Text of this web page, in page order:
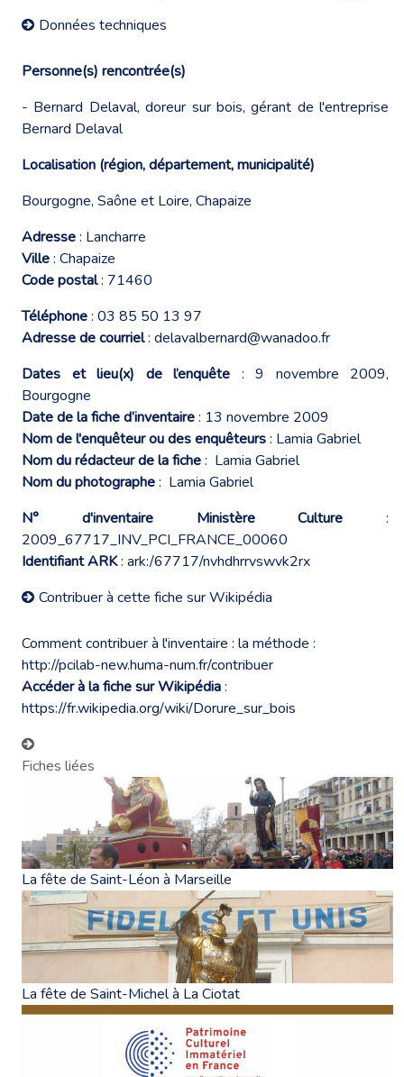
Données techniques
Personne(s) rencontrée(s)
- Bernard Delaval, doreur sur bois, gérant de l'entreprise
Bernard Delaval
Localisation (région, département, municipalité)
Bourgogne, Saône et Loire, Chapaize
Adresse: Lancharre
Ville: Chapaize
Code postal: 71460
Téléphone: 03 85 50 13 97
Adresse de courriel: delavalbernard@wanadoo.fr
Dates et lieu(x) de l’enquête : 9 novembre 2009,
Bourgogne
Date de la fiche d’inventaire: 13 novembre 2009
Nom de l'enquêteur ou des enquêteurs: Lamia Gabriel
Nom du rédacteur de la fiche: Lamia Gabriel
Nom du photographe: Lamia Gabriel
N° d'inventaire Ministère Culture :
2009_67717_INV_PCI_FRANCE_00060
Identifiant ARK: ark:/67717/nvhdhrrvswvk2rx
Contribuer à cette fiche sur Wikipédia
Comment contribuer à l'inventaire : la méthode :
http://pcilab-new.huma-num.fr/contribuer
Accéder à la fiche sur Wikipédia:
https://fr.wikipedia.org/wiki/Dorure_sur_bois
Fiches liées
La fête de Saint-Léon à Marseille
La fête de Saint-Michel à La Ciotat